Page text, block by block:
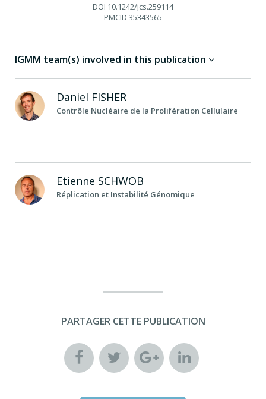
DOI 10.1242/jcs.259114
PMCID 35343565
IGMM team(s) involved in this publication
Daniel FISHER
Contrôle Nucléaire de la Prolifération Cellulaire
Etienne SCHWOB
Réplication et Instabilité Génomique
PARTAGER CETTE PUBLICATION